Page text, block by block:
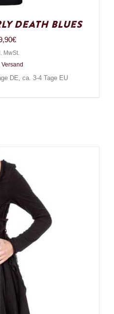
Death Blues
€
MwSt.
Versand
DE, ca. 3-4 Tage EU